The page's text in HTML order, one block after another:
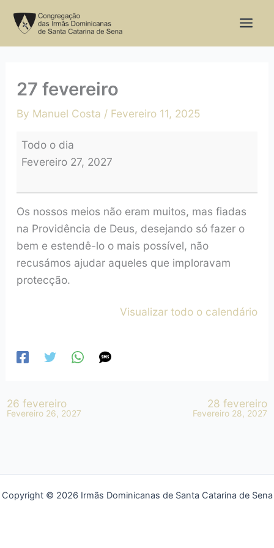
27 fevereiro
By Manuel Costa / Fevereiro 11, 2025
fevereiro
Todo o dia
Fevereiro 27, 2027
Os nossos meios não eram muitos, mas fiadas
na Providência de Deus, desejando só fazer o
bem e estendê-lo o mais possível, não
recusámos ajudar aqueles que imploravam
protecção.
Visualizar todo o calendário
26 fevereiro
Fevereiro 26, 2027
28 fevereiro
Fevereiro 28, 2027
Copyright © 2026 Irmãs Dominicanas de Santa Catarina de Sena